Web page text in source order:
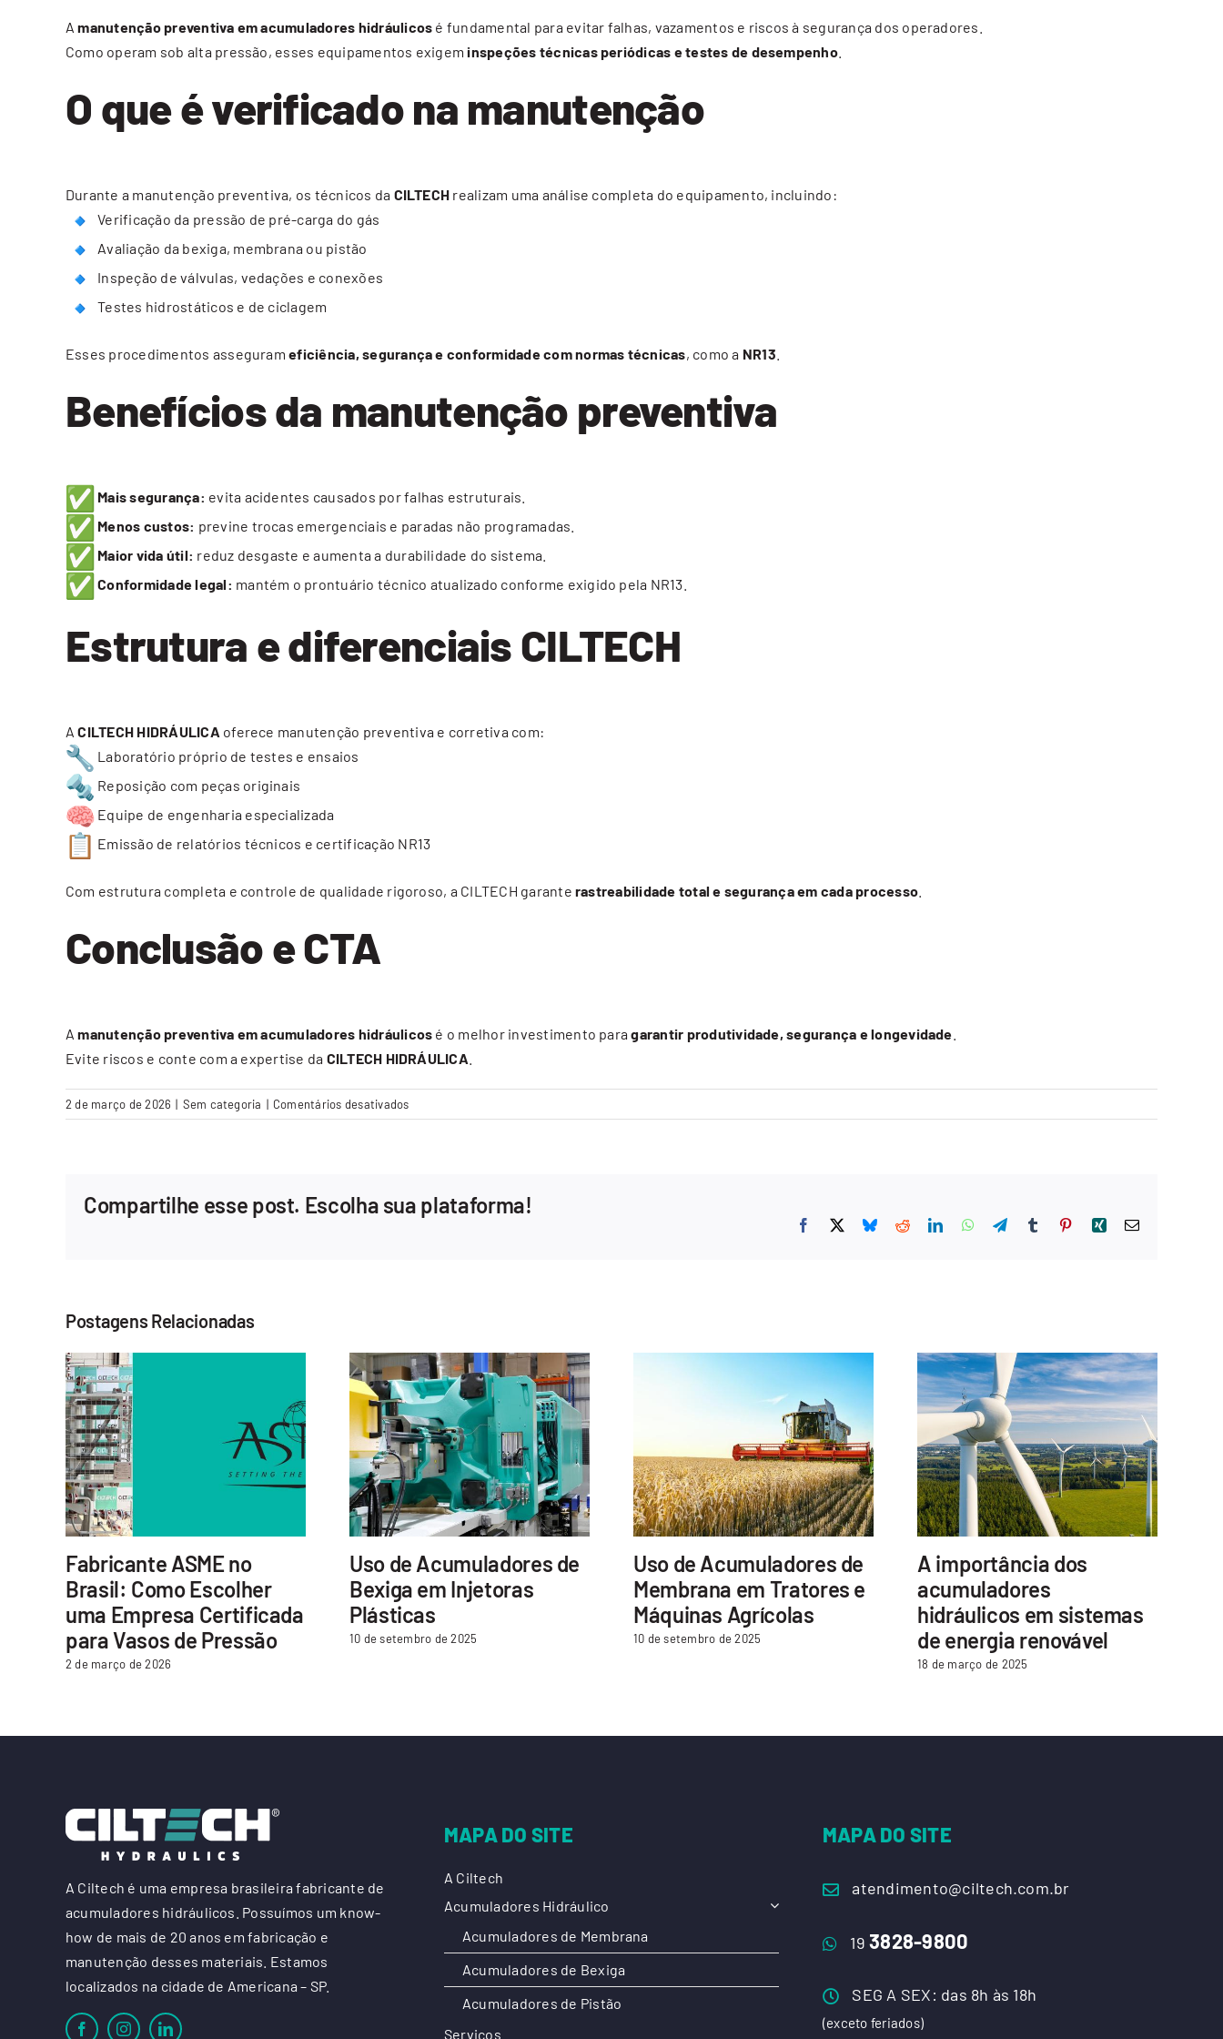
Amanutenção preventiva em acumuladores hidráulicos é fundamental para evitar falhas, vazamentos e riscos à segurança dos operadores.
Como operam sob alta pressão, esses equipamentos exigeminspeções técnicas periódicas e testes de desempenho.
O que é verificado na manutenção
Durante a manutenção preventiva, os técnicos da CILTECH realizam uma análise completa do equipamento, incluindo:
Verificação da pressão de pré-carga do gás
Avaliação da bexiga, membrana ou pistão
Inspeção de válvulas, vedações e conexões
Testes hidrostáticos e de ciclagem
Esses procedimentos assegurameficiência, segurança e conformidade com normas técnicas, como a NR13
Benefícios da manutenção preventiva
Mais segurança: evita acidentes causados por falhas estruturais.
Menos custos: previne trocas emergenciais e paradas não programadas.
Maior vida útil: reduz desgaste e aumenta a durabilidade do sistema.
Conformidade legal: mantém o prontuário técnico atualizado conforme exigido pela NR13.
Estrutura e diferenciais CILTECH
ACILTECH HIDRÁULICA oferece manutenção preventiva e corretiva com:
Laboratório próprio de testes e ensaios
Reposição com peças originais
Equipe de engenharia especializada
Emissão de relatórios técnicos e certificação NR13
Com estrutura completa e controle de qualidade rigoroso, a CILTECH garante rastreabilidade total e segurança em cada processo
Conclusão e CTA
Amanutenção preventiva em acumuladores hidráulicos é o melhor investimento paragarantir produtividade, segurança e longevidade
Evite riscos e conte com a expertise da CILTECH HIDRÁULICA
2 de março de 2026 | Sem categoria | Comentários desativadosem
Por
Preventiva
em
Compartilhe esse post. Escolha sua plataforma!
Facebook
X BlueskyRedditLinkedInWhatsApp
TelegramTumblr PinterestXing E-
Postagens Relacionadas
Fabricante ASME no
Brasil: Como Escolher
uma Empresa Certificada
para Vasos de Pressão
2 de março de 2026
Uso de Acumuladores de
Bexiga em Injetoras
Plásticas
10 de setembro de 2025
Uso de Acumuladores de
Membrana em Tratores e
Máquinas Agrícolas
10 de setembro de 2025
A importância dos
acumuladores
hidráulicos em sistemas
de energia renovável
18 de março de 2025
A Ciltech é uma empresa brasileira fabricante de
acumuladores hidráulicos. Possuímos um know-
how de mais de 20 anos em fabricação e
manutenção desses materiais. Estamos
localizados na cidade de Americana – SP.
MAPA DO SITE
A Ciltech
Acumuladores Hidráulico
Acumuladores de Membrana
Acumuladores de Bexiga
Acumuladores de Pistão
Serviços
MAPA DO SITE
atendimento@ciltech.com.br
19 3828-9800
SEG A SEX: das 8h às 18h
(exceto feriados)